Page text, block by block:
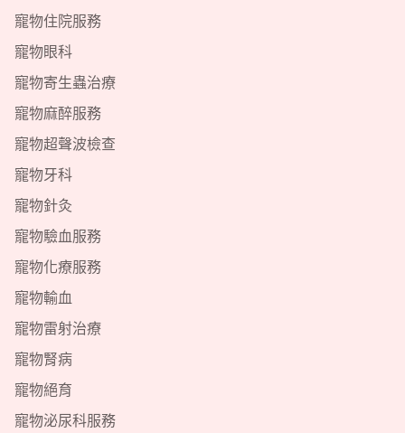
寵物住院服務
寵物眼科
寵物寄生蟲治療
寵物麻醉服務
寵物超聲波檢查
寵物牙科
寵物針灸
寵物驗血服務
寵物化療服務
寵物輸血
寵物雷射治療
寵物腎病
寵物絕育
寵物泌尿科服務